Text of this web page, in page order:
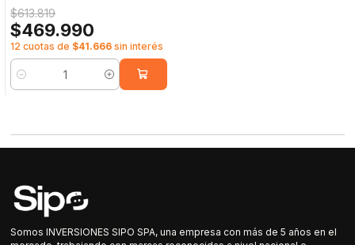
$613.819
$469.990
12 cuotas de $41.666 sin interés
Cantidad
Somos INVERSIONES SIPO SPA, una empresa con más de 5 años en el